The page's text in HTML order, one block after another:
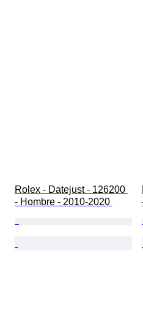
Rolex - Datejust - 126200
- Hombre - 2010-2020